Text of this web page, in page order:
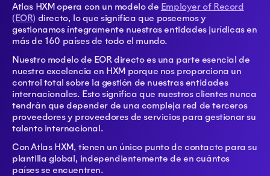
Atlas HXM opera con un modelo de Employer of Record
(EOR) directo, lo que significa que poseemos y
gestionamos íntegramente nuestras entidades jurídicas en
más de 160 países de todo el mundo.
Nuestro modelo de EOR directo es una parte esencial de
nuestra excelencia en HXM porque nos proporciona un
control total sobre la gestión de nuestras entidades
internacionales. Esto significa que nuestros clientes nunca
tendrán que depender de una compleja red de terceros
proveedores y proveedores de servicios para gestionar su
talento internacional.
Con Atlas HXM, tienen un único punto de contacto para su
plantilla global, independientemente de en cuántos
países se encuentren.